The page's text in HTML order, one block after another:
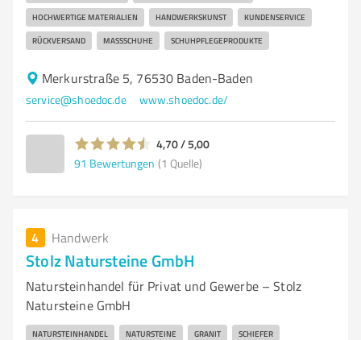
HOCHWERTIGE MATERIALIEN HANDWERKSKUNST KUNDENSERVICE
RÜCKVERSAND MASSSCHUHE SCHUHPFLEGEPRODUKTE
Merkurstraße 5, 76530 Baden-Baden
service@shoedoc.de www.shoedoc.de/
4,70 / 5,00
91 Bewertungen (1 Quelle)
4 Handwerk
Stolz Natursteine GmbH
Natursteinhandel für Privat und Gewerbe – Stolz
Natursteine GmbH
NATURSTEINHANDEL NATURSTEINE GRANIT SCHIEFER